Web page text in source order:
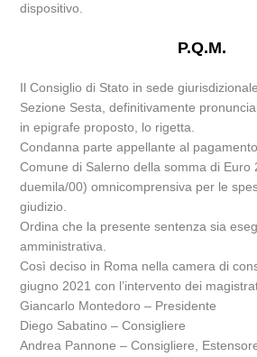
dispositivo.
P.Q.M.
Il Consiglio di Stato in sede giurisdizionale
Sezione Sesta, definitivamente
in epigrafe proposto, lo rigetta.
Condanna parte appellante al
Comune di Salerno della somma di Euro
duemila/00) omnicomprensiva per le
giudizio.
Ordina che la presente sentenza sia
amministrativa.
Così deciso in Roma nella camera di
giugno 2021 con l’intervento dei
Giancarlo Montedoro – Presidente
Diego Sabatino – Consigliere
Andrea Pannone – Consigliere,